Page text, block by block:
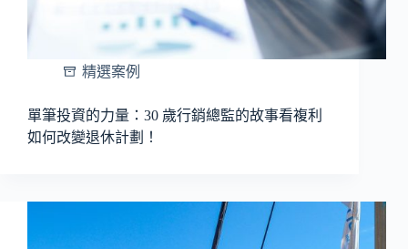
精選案例
單筆投資的力量：30 歲行銷總監的故事看複利
如何改變退休計劃！